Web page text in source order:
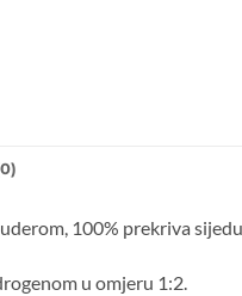
100% prekriva
u omjeru 1:2.